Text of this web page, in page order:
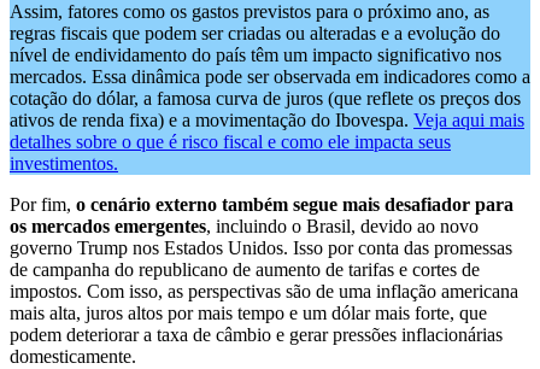
Assim, fatores como os gastos previstos para o próximo ano, as
regras fiscais que podem ser criadas ou alteradas e a evolução do
nível de endividamento do país têm um impacto significativo nos
mercados. Essa dinâmica pode ser observada em indicadores como a
cotação do dólar, a famosa curva de juros (que reflete os preços dos
ativos de renda fixa) e a movimentação do Ibovespa. Veja aqui mais
detalhes sobre o que é risco fiscal e como ele impacta seus
investimentos.
Por fim, o cenário externo também segue mais desafiador para
os mercados emergentes, incluindo o Brasil, devido ao novo
governo Trump nos Estados Unidos. Isso por conta das promessas
de campanha do republicano de aumento de tarifas e cortes de
impostos. Com isso, as perspectivas são de uma inflação americana
mais alta, juros altos por mais tempo e um dólar mais forte, que
podem deteriorar a taxa de câmbio e gerar pressões inflacionárias
domesticamente.